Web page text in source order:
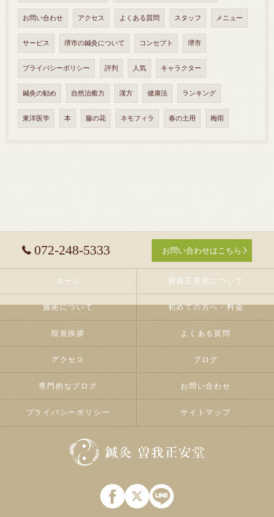
お問い合わせ アクセス よくある質問 スタッフ メニュー
サービス 堺市の鍼灸について コンセプト 堺市
プライバシーポリシー 評判 人気 キャラクター
鍼灸の勧め 自然治癒力 漢方 健康法 ランキング
東洋医学 本 藤の花 ネモフィラ 春の土用 梅雨
072-248-5333 お問い合わせはこちら
ホーム 曽我正安堂について
施術について 初めての方へ・料金
院長挨拶 よくある質問
アクセス ブログ
専門的なブログ お問い合わせ
プライバシーポリシー サイトマップ